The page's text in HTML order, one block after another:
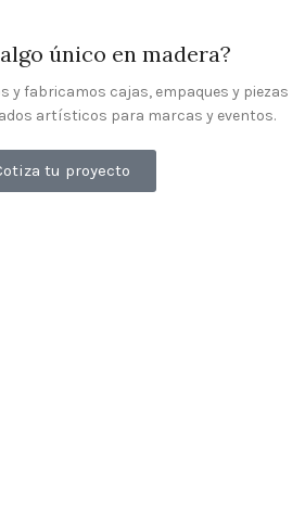
único en madera?
y fabricamos cajas, empaques y piezas
artísticos para marcas y eventos.
tu proyecto